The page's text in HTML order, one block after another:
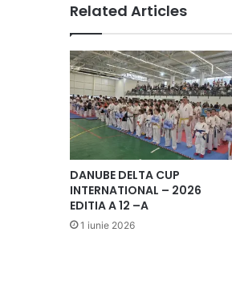
Related Articles
DANUBE DELTA CUP
INTERNATIONAL –
EDITIA A 12 –A
1 iunie 2026